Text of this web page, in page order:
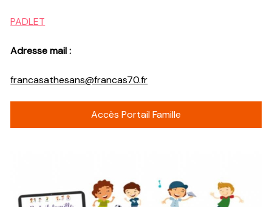
PADLET
Adresse mail :
francasathesans@francas70.fr
Accès Portail Famille